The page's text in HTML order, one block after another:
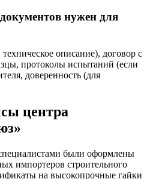
нужен для
описание), договор с
протоколы испытаний (если
доверенность (для
центра
были оформлены
импортеров строительного
на высокопрочные гайки